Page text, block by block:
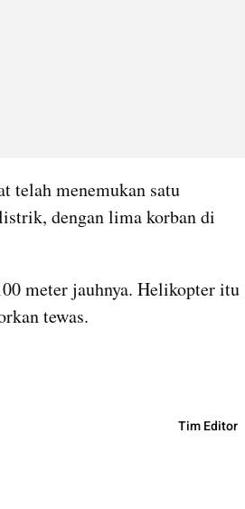
telah menemukan satu
dengan lima korban di
meter jauhnya. Helikopter itu
tewas.
Tim Editor